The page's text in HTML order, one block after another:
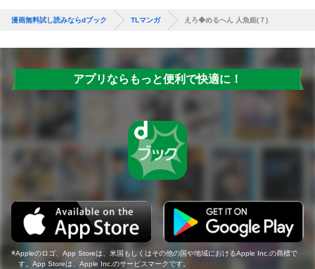
漫画無料試し読みならdブック TLマンガ えろ◆めるへん 人魚姫(７)
アプリならもっと便利で快適に！
Appleのロゴ、App Storeは、米国もしくはその他の国や地域におけるApple Inc.の商標で
す。App Storeは、Apple Inc.のサービスマークです。